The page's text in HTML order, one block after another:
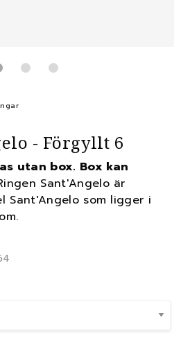
- Förgyllt 6
utan box. Box kan
Sant'Angelo är
Sant'Angelo som ligger i